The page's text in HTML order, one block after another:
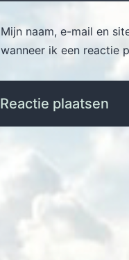
Mijn naam, e-mail en
wanneer ik een reactie